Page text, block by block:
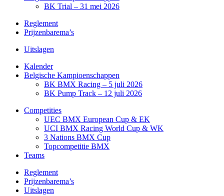
BK Trial – 31 mei 2026
Reglement
Prijzenbarema’s
Uitslagen
Kalender
Belgische Kampioenschappen
BK BMX Racing – 5 juli 2026
BK Pump Track – 12 juli 2026
Competities
UEC BMX European Cup & EK
UCI BMX Racing World Cup & WK
3 Nations BMX Cup
Topcompetitie BMX
Teams
Reglement
Prijzenbarema’s
Uitslagen